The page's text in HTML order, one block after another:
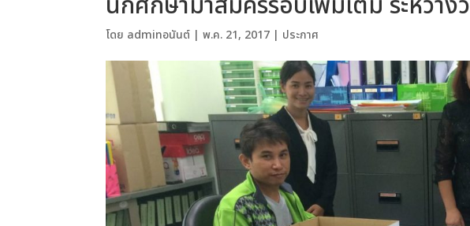
โดย adminอนันต์ |พ.ค. 21, 2017 | ประกาศ